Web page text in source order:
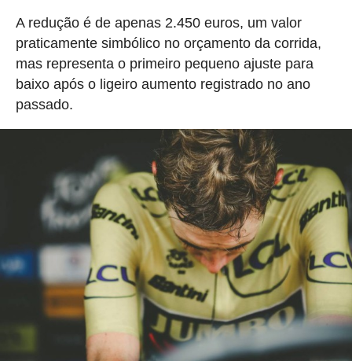
A redução é de apenas 2.450 euros, um valor
praticamente simbólico no orçamento da corrida,
mas representa o primeiro pequeno ajuste para
baixo após o ligeiro aumento registrado no ano
passado.